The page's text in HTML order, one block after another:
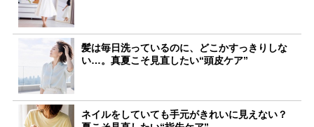
髪は毎日洗っているのに、どこかすっきりしな
い…。真夏こそ見直したい“頭皮ケア”
ネイルをしていても手元がきれいに見えない？